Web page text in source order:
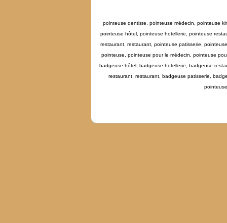
pointeuse dentiste, pointeuse médecin, pointeuse
pointeuse hôtel, pointeuse hotellerie, pointeuse
restaurant, restaurant, pointeuse patisserie,
pointeuse, pointeuse pour le médecin, pointeuse
badgeuse hôtel, badgeuse hotellerie, badgeuse
restaurant, restaurant, badgeuse patisserie,